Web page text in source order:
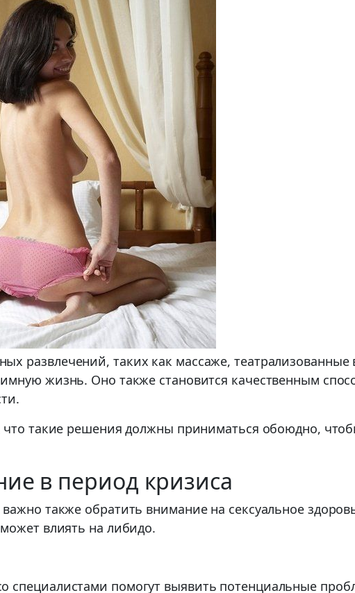
развлечений, таких как массаже, театрализованные
жизнь. Оно также становится качественным
такие решения должны приниматься обоюдно,
в период кризиса
также обратить внимание на сексуальное
влиять на либидо.
специалистами помогут выявить потенциальные